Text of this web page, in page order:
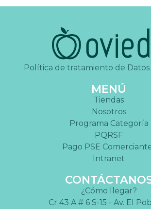
Política de tratamiento de Datos
MENÚ
Tiendas
Nosotros
Programa Categoría
PQRSF
Pago PSE
Intranet
¿Cómo llegar?
Cr 43 A # 6 S-15 - Av. El